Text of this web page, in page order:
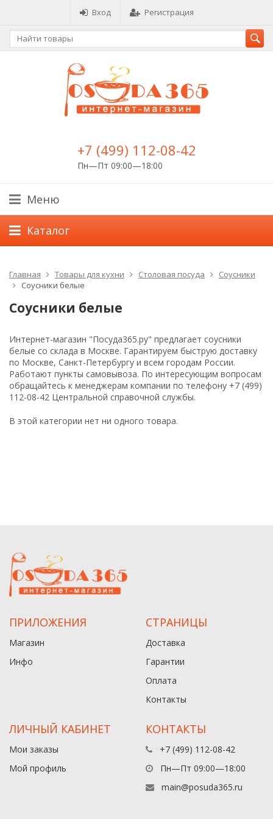
Вход Регистрация
+7 (499) 112-08-42
Пн—Пт 09:00—18:00
Меню
Каталог
Главная Товары для кухни Столовая посуда
Соусники
Соусники белые
Соусники белые
Интернет-магазин "Посуда365.ру" предлагает соусники
белые со склада в Москве. Гарантируем быструю доставку
по Москве, Санкт-Петербургу и всем городам России.
Работают пункты самовывоза. По интересующим вопросам
обращайтесь к менеджерам компании по телефону +7 (499)
112-08-42 Центральной справочной службы.
В этой категории нет ни одного товара.
ПРИЛОЖЕНИЯ
Магазин
Инфо
СТРАНИЦЫ
Доставка
Гарантии
Оплата
Контакты
ЛИЧНЫЙ КАБИНЕТ
Мои заказы
Мой профиль
КОНТАКТЫ
+7 (499) 112-08-42
Пн—Пт 09:00—18:00
main@posuda365.ru